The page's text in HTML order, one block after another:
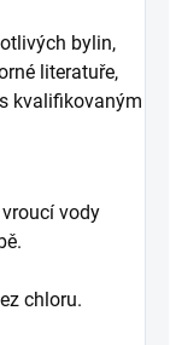
bylin,
literatuře,
kvalifikovaným
vody
chloru.